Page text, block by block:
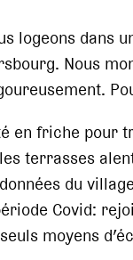
logeons dans
Nous
en friche pour
terrasses
du
Covid:
moyens